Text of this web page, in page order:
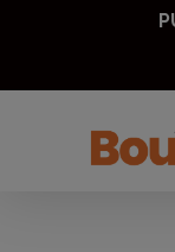
main